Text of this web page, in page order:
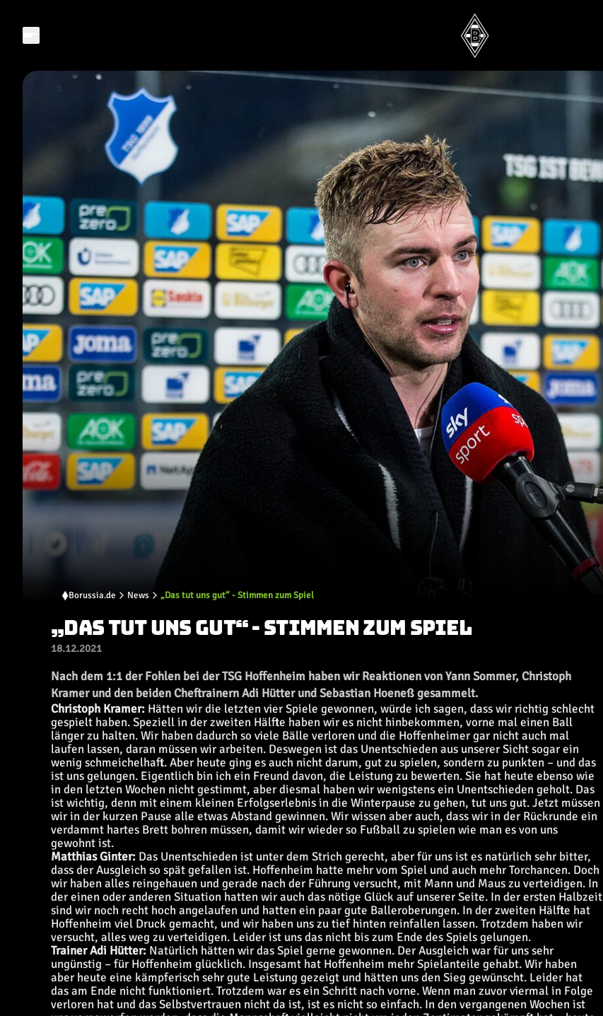
Borussia.de News „Das tut uns gut“ - Stimmen zum Spiel
„DAS TUT UNS GUT“ - STIMMEN ZUM SPIEL
18.12.2021
Nach dem 1:1 der Fohlen bei der TSG Hoffenheim haben wir Reaktionen von Yann Sommer, Christoph
Kramer und den beiden Cheftrainern Adi Hütter und Sebastian Hoeneß gesammelt.
Christoph Kramer: Hätten wir die letzten vier Spiele gewonnen, würde ich sagen, dass wir richtig schlecht
gespielt haben. Speziell in der zweiten Hälfte haben wir es nicht hinbekommen, vorne mal einen Ball
länger zu halten. Wir haben dadurch so viele Bälle verloren und die Hoffenheimer gar nicht auch mal
laufen lassen, daran müssen wir arbeiten. Deswegen ist das Unentschieden aus unserer Sicht sogar ein
wenig schmeichelhaft. Aber heute ging es auch nicht darum, gut zu spielen, sondern zu punkten – und das
ist uns gelungen. Eigentlich bin ich ein Freund davon, die Leistung zu bewerten. Sie hat heute ebenso wie
in den letzten Wochen nicht gestimmt, aber diesmal haben wir wenigstens ein Unentschieden geholt. Das
ist wichtig, denn mit einem kleinen Erfolgserlebnis in die Winterpause zu gehen, tut uns gut. Jetzt müssen
wir in der kurzen Pause alle etwas Abstand gewinnen. Wir wissen aber auch, dass wir in der Rückrunde ein
verdammt hartes Brett bohren müssen, damit wir wieder so Fußball zu spielen wie man es von uns
gewohnt ist.
Matthias Ginter: Das Unentschieden ist unter dem Strich gerecht, aber für uns ist es natürlich sehr bitter,
dass der Ausgleich so spät gefallen ist. Hoffenheim hatte mehr vom Spiel und auch mehr Torchancen. Doch
wir haben alles reingehauen und gerade nach der Führung versucht, mit Mann und Maus zu verteidigen. In
der einen oder anderen Situation hatten wir auch das nötige Glück auf unserer Seite. In der ersten Halbzeit
sind wir noch recht hoch angelaufen und hatten ein paar gute Balleroberungen. In der zweiten Hälfte hat
Hoffenheim viel Druck gemacht, und wir haben uns zu tief hinten reinfallen lassen. Trotzdem haben wir
versucht, alles weg zu verteidigen. Leider ist uns das nicht bis zum Ende des Spiels gelungen.
Trainer Adi Hütter: Natürlich hätten wir das Spiel gerne gewonnen. Der Ausgleich war für uns sehr
ungünstig – für Hoffenheim glücklich. Insgesamt hat Hoffenheim mehr Spielanteile gehabt. Wir haben
aber heute eine kämpferisch sehr gute Leistung gezeigt und hätten uns den Sieg gewünscht. Leider hat
das am Ende nicht funktioniert. Trotzdem war es ein Schritt nach vorne. Wenn man zuvor viermal in Folge
verloren hat und das Selbstvertrauen nicht da ist, ist es nicht so einfach. In den vergangenen Wochen ist